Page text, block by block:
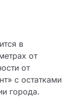
в
от
от
с остатками
города.